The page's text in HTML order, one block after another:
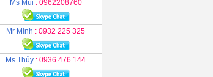
Ms Mùi : 0962208760
Mr Minh : 0932 225 325
Ms Thủy : 0936 476 144